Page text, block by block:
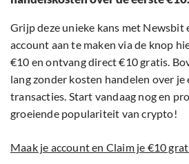
Grijp deze unieke kans met Newsbit
account aan te maken via de knop
€10 en ontvang direct €10 gratis.
lang zonder kosten handelen over je
transacties. Start vandaag nog en
groeiende populariteit van crypto!
Maak je account en Claim je €10